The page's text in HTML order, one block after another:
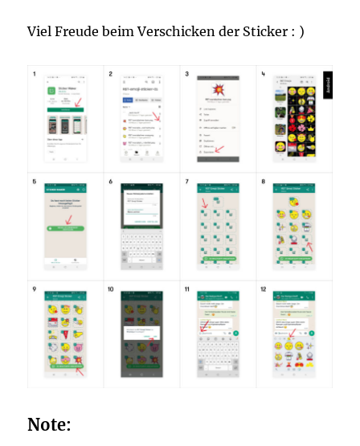
Viel Freude beim Verschicken der Sticker : )
Note: